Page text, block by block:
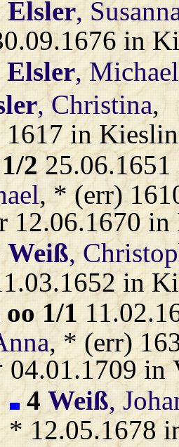
Elsler,
in
Elsler, Michael
, Christina,
in
2
, * (err)
12.06.1670
Weiß,
in
oo 1/1
, * (err)
04.01.1709 in
4 Weiß,
* 12.05.1678